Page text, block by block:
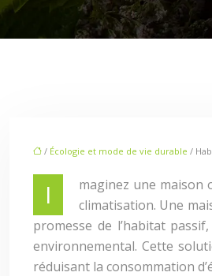
/ Écologie et mode de vie durable /
I
maginez une maison
climatisation. Une
promesse de l’habitat
environnemental. Cette
réduisant la consommation